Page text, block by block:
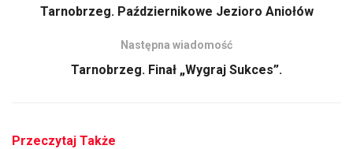
Tarnobrzeg. Październikowe Jezioro Aniołów
Następna wiadomość
Tarnobrzeg. Finał „Wygraj Sukces”.
Przeczytaj Także